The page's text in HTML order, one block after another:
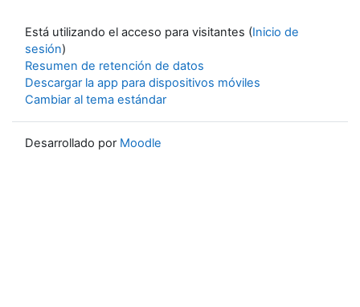
Está utilizando el acceso para visitantes (Inicio de
sesión)
Resumen de retención de datos
Descargar la app para dispositivos móviles
Cambiar al tema estándar
Desarrollado por Moodle